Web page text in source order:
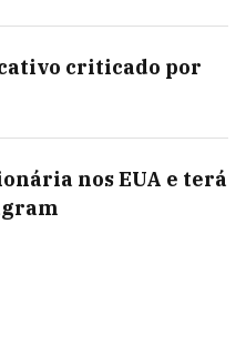
criticado por
nos EUA e terá